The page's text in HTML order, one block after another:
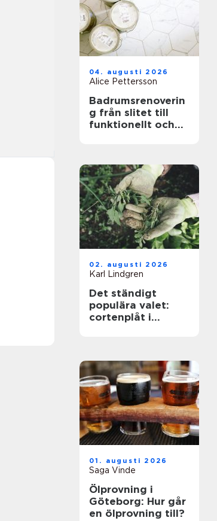
04. augusti 2026
Alice Pettersson
Badrumsrenoverin
g från slitet till
funktionellt och
02. augusti 2026
Karl Lindgren
Det ständigt
populära valet:
cortenplåt i
01. augusti 2026
Saga Vinde
Ölprovning i
Göteborg: Hur går
en ölprovning till?